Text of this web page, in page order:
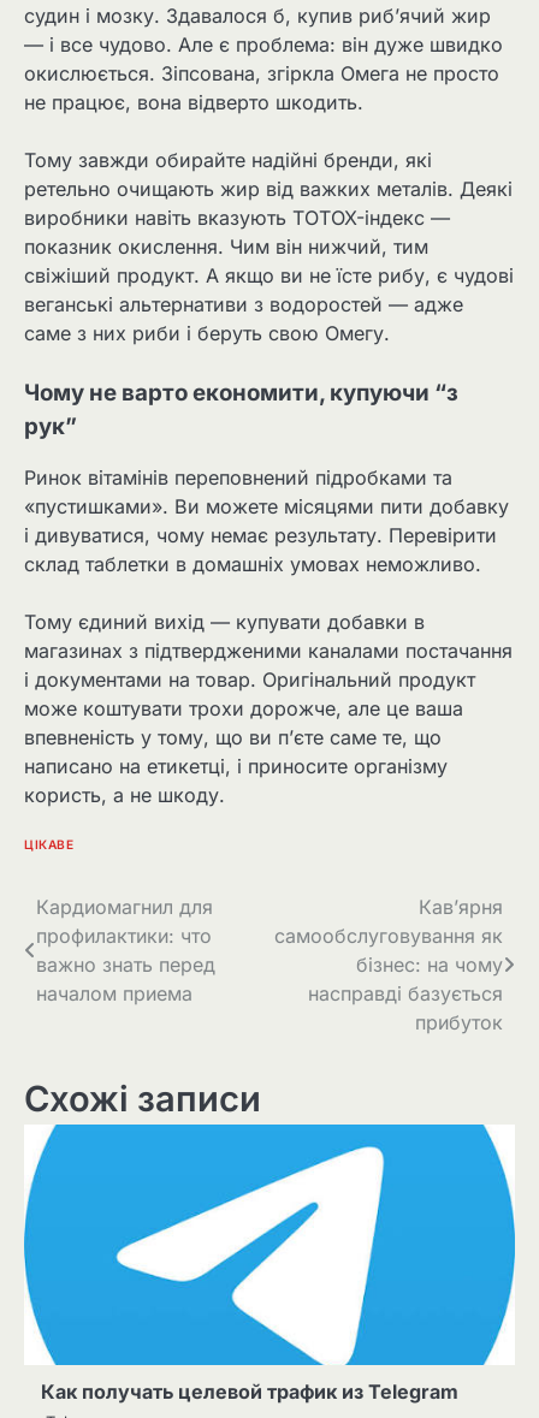
судин і мозку. Здавалося б, купив риб’ячий жир
— і все чудово. Але є проблема: він дуже швидко
окислюється. Зіпсована, згіркла Омега не просто
не працює, вона відверто шкодить.
Тому завжди обирайте надійні бренди, які
ретельно очищають жир від важких металів. Деякі
виробники навіть вказують TOTOX-індекс —
показник окислення. Чим він нижчий, тим
свіжіший продукт. А якщо ви не їсте рибу, є чудові
веганські альтернативи з водоростей — адже
саме з них риби і беруть свою Омегу.
Чому не варто економити, купуючи “з
рук”
Ринок вітамінів переповнений підробками та
«пустишками». Ви можете місяцями пити добавку
і дивуватися, чому немає результату. Перевірити
склад таблетки в домашніх умовах неможливо.
Тому єдиний вихід — купувати добавки в
магазинах з підтвердженими каналами постачання
і документами на товар. Оригінальний продукт
може коштувати трохи дорожче, але це ваша
впевненість у тому, що ви п’єте саме те, що
написано на етикетці, і приносите організму
користь, а не шкоду.
ЦІКАВЕ
Навігація
записів
Кардиомагнил для
профилактики: что
важно знать перед
началом приема
Кав’ярня
самообслуговування як
бізнес: на чому
насправді базується
прибуток
Схожі записи
Как получать целевой трафик из Telegram